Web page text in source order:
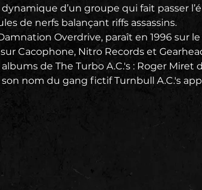
d’un groupe qui fait passer
de nerfs balançant riffs assassins.
Overdrive, paraît en 1996 sur
Cacophone, Nitro Records et
de The Turbo A.C.'s : Roger Miret
nom du gang fictif Turnbull A.C.'s